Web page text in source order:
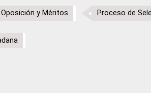
y Méritos Proceso de